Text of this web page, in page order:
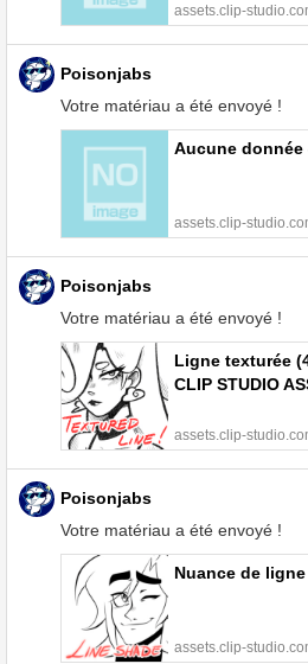
assets.clip-
Poisonjabs
Votre matériau a été envoyé !
Aucune donnée
assets.clip-
Poisonjabs
Votre matériau a été envoyé !
Ligne texturée
CLIP STUDIO
assets.clip-
Poisonjabs
Votre matériau a été envoyé !
Nuance de ligne
assets.clip-